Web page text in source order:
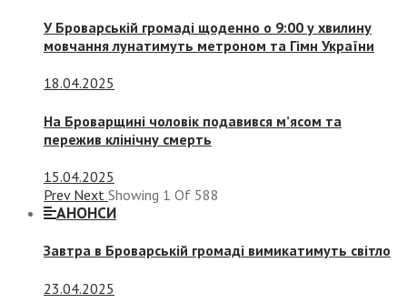
У Броварській громаді щоденно о 9:00 у хвилину
мовчання лунатимуть метроном та Гімн України
18.04.2025
На Броварщині чоловік подавився м’ясом та
пережив клінічну смерть
15.04.2025
Prev Next Showing 1 Of 588
АНОНСИ
Завтра в Броварській громаді вимикатимуть світло
23.04.2025